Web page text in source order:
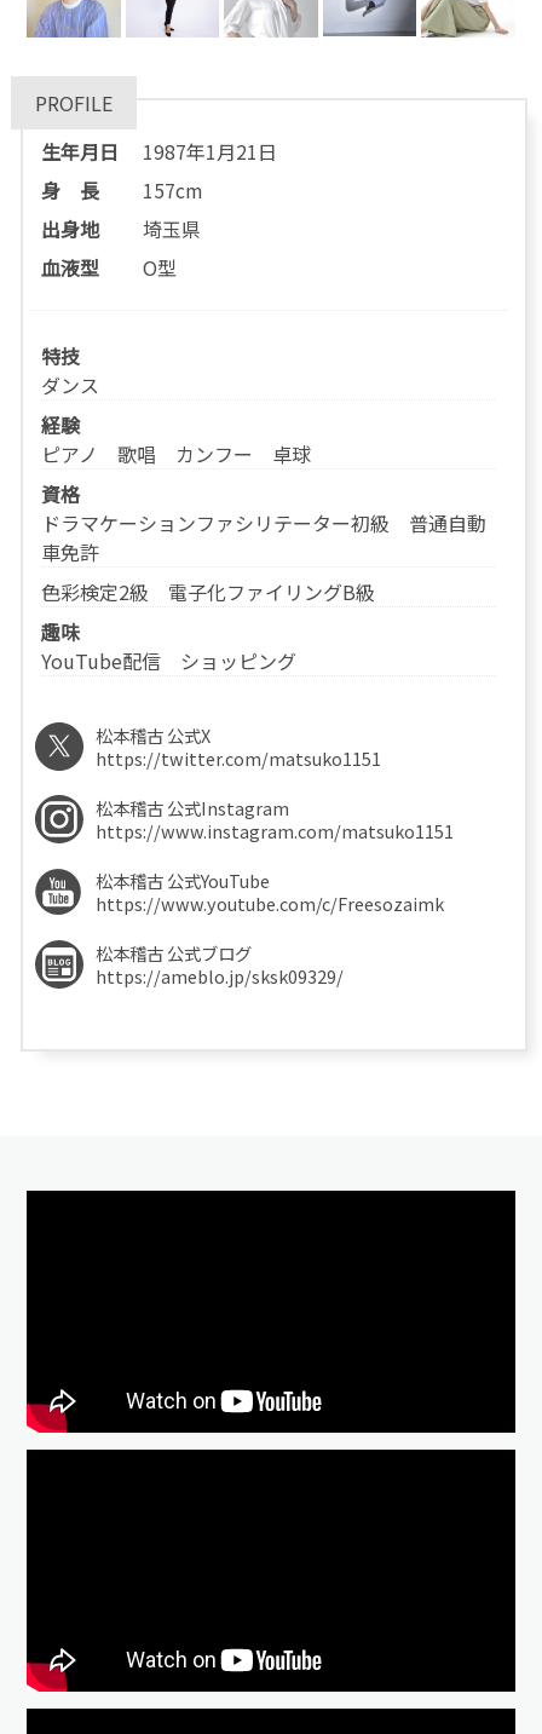
PROFILE
生年月日
1987年1月21日
身 長
157cm
出身地
埼玉県
血液型
O型
特技
ダンス
経験
ピアノ 歌唱 カンフー 卓球
資格
ドラマケーションファシリテーター初級 普通自動
車免許
色彩検定2級 電子化ファイリングB級
趣味
YouTube配信 ショッピング
松本稽古 公式X
https://twitter.com/matsuko1151
松本稽古 公式Instagram
https://www.instagram.com/matsuko1151
松本稽古 公式YouTube
https://www.youtube.com/c/Freesozaimk
松本稽古 公式ブログ
https://ameblo.jp/sksk09329/